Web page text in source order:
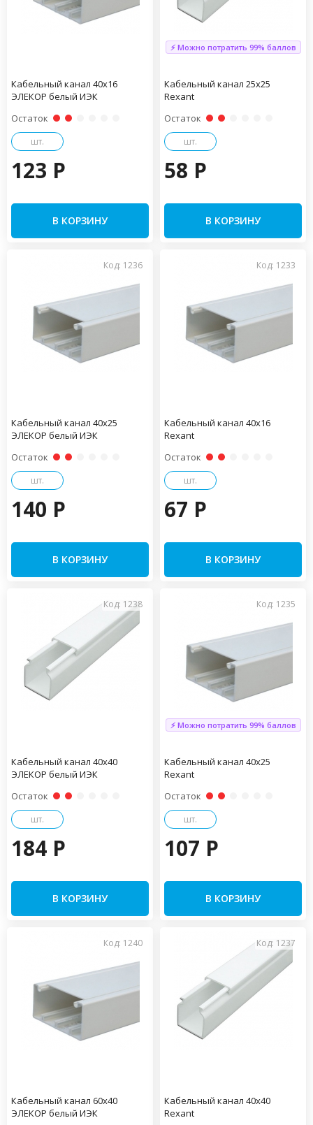
Кабельный канал 40х16
ЭЛЕКОР белый ИЭК
Остаток
шт.
123 P
В КОРЗИНУ
⚡ Можно потратить 99% баллов
Кабельный канал 25х25
Rexant
Остаток
шт.
58 P
В КОРЗИНУ
Код: 1236
Кабельный канал 40х25
ЭЛЕКОР белый ИЭК
Остаток
шт.
140 P
В КОРЗИНУ
Код: 1233
Кабельный канал 40х16
Rexant
Остаток
шт.
67 P
В КОРЗИНУ
Код: 1238
Кабельный канал 40х40
ЭЛЕКОР белый ИЭК
Остаток
шт.
184 P
В КОРЗИНУ
Код: 1235
⚡ Можно потратить 99% баллов
Кабельный канал 40х25
Rexant
Остаток
шт.
107 P
В КОРЗИНУ
Код: 1240
Кабельный канал 60х40
ЭЛЕКОР белый ИЭК
Код: 1237
Кабельный канал 40х40
Rexant